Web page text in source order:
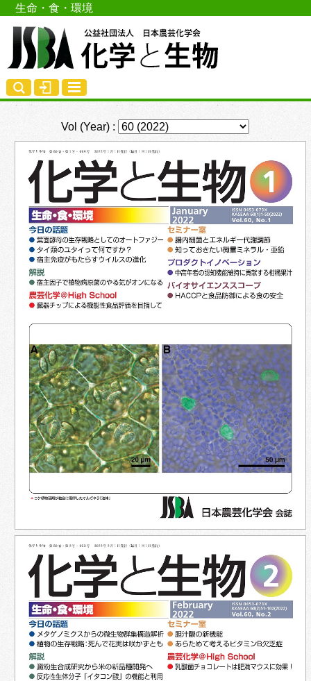
生命・食・環境
Vol (Year) :